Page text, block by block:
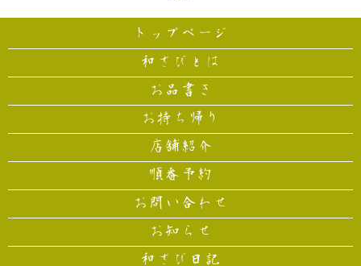
トップページ
和さびとは
お品書き
お持ち帰り
店舗紹介
順番予約
お問い合わせ
お知らせ
和さび日記